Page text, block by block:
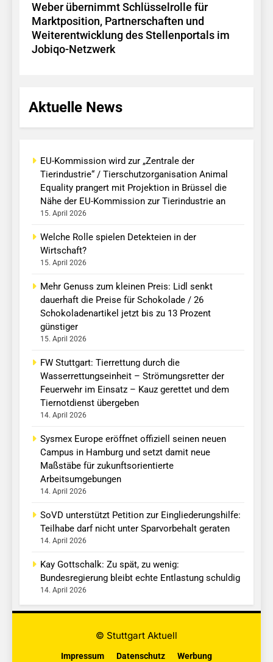
Weber übernimmt Schlüsselrolle für
Marktposition, Partnerschaften und
Weiterentwicklung des Stellenportals im
Jobiqo-Netzwerk
Aktuelle News
EU-Kommission wird zur „Zentrale der
Tierindustrie“ / Tierschutzorganisation Animal
Equality prangert mit Projektion in Brüssel die
Nähe der EU-Kommission zur Tierindustrie an
15. April 2026
Welche Rolle spielen Detekteien in der
Wirtschaft?
15. April 2026
Mehr Genuss zum kleinen Preis: Lidl senkt
dauerhaft die Preise für Schokolade / 26
Schokoladenartikel jetzt bis zu 13 Prozent
günstiger
15. April 2026
FW Stuttgart: Tierrettung durch die
Wasserrettungseinheit – Strömungsretter der
Feuerwehr im Einsatz – Kauz gerettet und dem
Tiernotdienst übergeben
14. April 2026
Sysmex Europe eröffnet offiziell seinen neuen
Campus in Hamburg und setzt damit neue
Maßstäbe für zukunftsorientierte
Arbeitsumgebungen
14. April 2026
SoVD unterstützt Petition zur Eingliederungshilfe:
Teilhabe darf nicht unter Sparvorbehalt geraten
14. April 2026
Kay Gottschalk: Zu spät, zu wenig:
Bundesregierung bleibt echte Entlastung schuldig
14. April 2026
© Stuttgart Aktuell
Impressum Datenschutz Werbung